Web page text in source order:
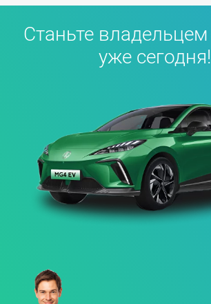
Станьте владельцем
уже сегодня!